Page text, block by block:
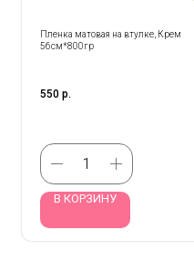
Пленка матовая на втулке, Крем
56см*800гр
550 р.
В КОРЗИНУ